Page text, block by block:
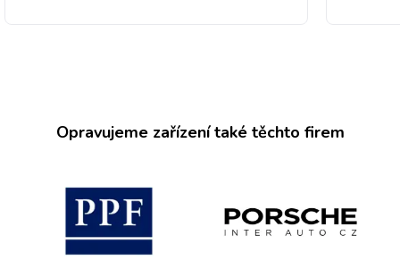
Opravujeme zařízení také těchto firem